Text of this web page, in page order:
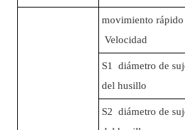
movimiento rápido
Velocidad
S1 diámetro de
del husillo
S2 diámetro de